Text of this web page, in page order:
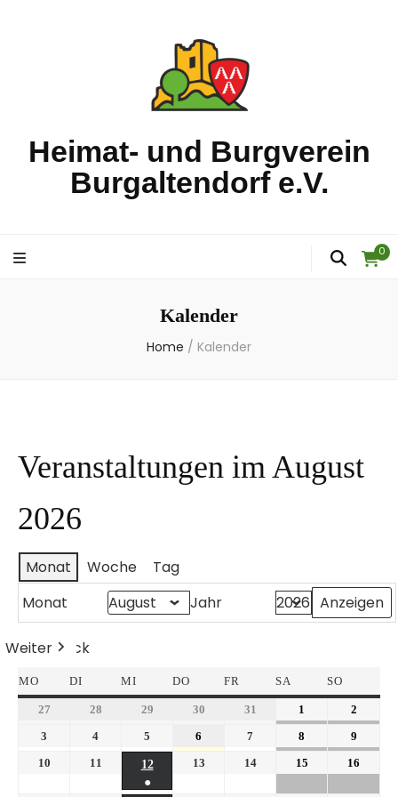
Heimat- und Burgverein
Burgaltendorf e.V.
0
Kalender
Home / Kalender
Veranstaltungen im August
2026
Monat Woche
Tag
Monat
Jahr
Zurück
Heute
Weiter
MO DI MI DO FR SA SO
27 28 29 30 31 1
2
3
4 5 6 7 8
9
10
11
12
●
13 14 15 16